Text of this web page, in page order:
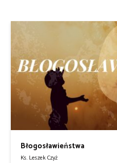
Błogosławieństwa
Ks. Leszek Czyż